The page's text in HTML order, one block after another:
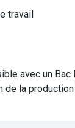
travail
avec un
de la